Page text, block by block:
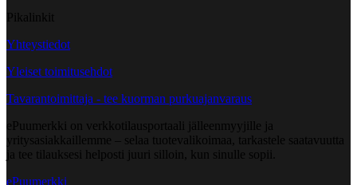
Pikalinkit
Yhteystiedot
Yleiset toimitusehdot
Tavarantoimittaja - tee kuorman purkuajanvaraus
ePuumerkki on verkkotilausportaali jälleenmyyjille ja
yritysasiakkaillemme – selaa tuotevalikoimaa, tarkastele saatavuutta
ja tee tilauksesi helposti juuri silloin, kun sinulle sopii.
ePuumerkki